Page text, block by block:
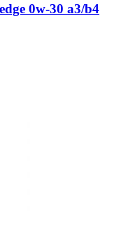
0w-30 a3/b4